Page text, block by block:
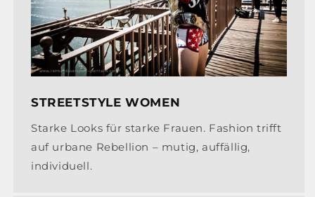
STREETSTYLE WOMEN
Starke Looks für starke Frauen. Fashion trifft
auf urbane Rebellion – mutig, auffällig,
individuell.